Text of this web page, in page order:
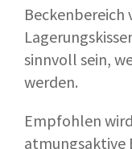
Beckenbereich
sinnvoll sein,
werden.
Empfohlen
atmungsaktive